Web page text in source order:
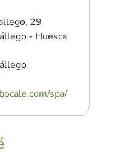
29
- Huesca
spa/